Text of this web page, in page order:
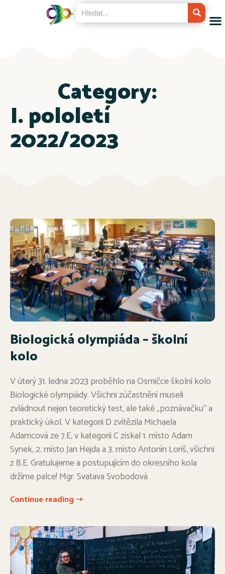
Category:
I. pololetí
2022/2023
Biologická olympiáda – školní
kolo
V úterý 31. ledna 2023 proběhlo na Osmičce školní kolo
Biologické olympiády. Všichni zúčastnění museli
zvládnout nejen teoretický test, ale také „poznávačku“ a
praktický úkol. V kategorii D zvítězila Michaela
Adamcová ze 7.E, v kategorii C získal 1. místo Adam
Synek, 2. místo Jan Hejda a 3. místo Antonín Loriš, všichni
z 8.E. Gratulujeme a postupujícím do okresního kola
držíme palce! Mgr. Svatava Svobodová
Continue reading ➝